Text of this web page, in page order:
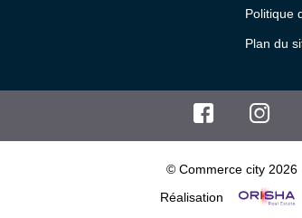
Politique
Plan du
© Commerce city 2026
Réalisation